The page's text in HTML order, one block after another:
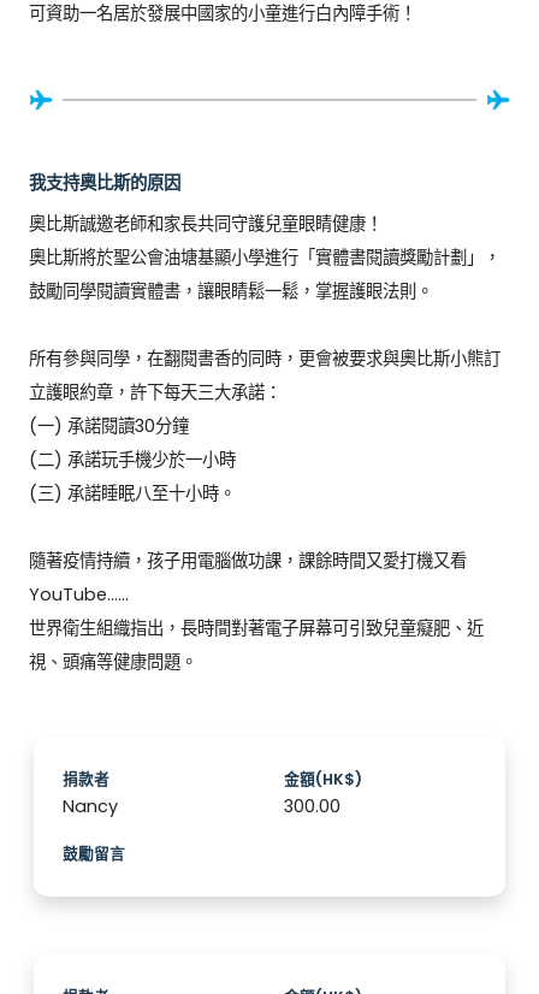
可資助一名居於發展中國家的小童進行白內障手術！
我支持奧比斯的原因
奧比斯誠邀老師和家長共同守護兒童眼睛健康！
奧比斯將於聖公會油塘基顯小學進行「實體書閱讀獎勵計劃」，
鼓勵同學閱讀實體書，讓眼睛鬆一鬆，掌握護眼法則。
所有參與同學，在翻閱書香的同時，更會被要求與奧比斯小熊訂
立護眼約章，許下每天三大承諾：
(一) 承諾閱讀30分鐘
(二) 承諾玩手機少於一小時
(三) 承諾睡眠八至十小時。
隨著疫情持續，孩子用電腦做功課，課餘時間又愛打機又看
YouTube……
世界衛生組織指出，長時間對著電子屏幕可引致兒童癡肥、近
視、頭痛等健康問題。
捐款者
Nancy
金額(HK$)
300.00
鼓勵留言